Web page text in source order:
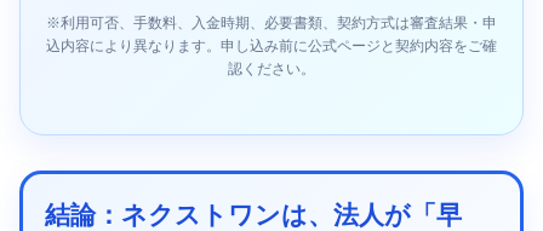
※利用可否、手数料、入金時期、必要書類、契約方式は審査結果・申
込内容により異なります。申し込み前に公式ページと契約内容をご確
認ください。
結論：ネクストワンは、法人が「早